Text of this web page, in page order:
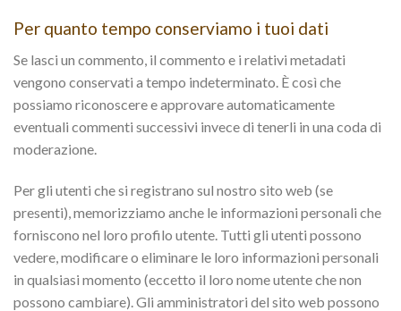
Per quanto tempo conserviamo i tuoi dati
Se lasci un commento, il commento e i relativi metadati
vengono conservati a tempo indeterminato. È così che
possiamo riconoscere e approvare automaticamente
eventuali commenti successivi invece di tenerli in una coda di
moderazione.
Per gli utenti che si registrano sul nostro sito web (se
presenti), memorizziamo anche le informazioni personali che
forniscono nel loro profilo utente. Tutti gli utenti possono
vedere, modificare o eliminare le loro informazioni personali
in qualsiasi momento (eccetto il loro nome utente che non
possono cambiare). Gli amministratori del sito web possono